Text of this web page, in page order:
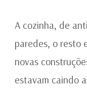
A cozinha, de
paredes, o resto
novas
estavam caindo